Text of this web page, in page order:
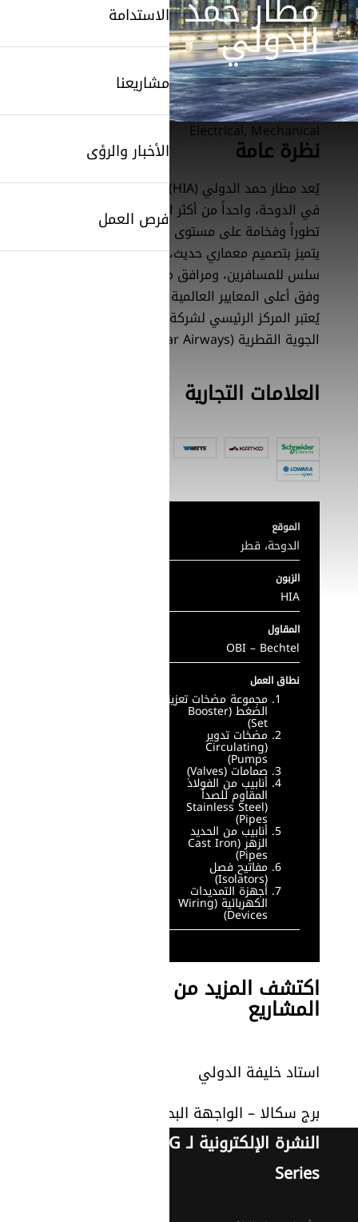
الاستدامة
مشاريعنا
الأخبار والرؤى
فرص العمل
الدولي
Electrical, Mechanical
نظرة عامة
يُعد مطار حمد الدولي (HIA)، الواقع
في الدوحة، واحداً من أكثر المطارات
تطوراً وفخامة على مستوى العالم.
يتميز بتصميم معماري حديث، وتدفق
سلس للمسافرين، ومرافق متطورة
وفق أعلى المعايير العالمية، كما
يُعتبر المركز الرئيسي لشركة الخطوط
الجوية القطرية (Qatar Airways).
العلامات التجارية
الموقع
الدوحة، قطر
الزبون
HIA
المقاول
OBI – Bechtel
نطاق العمل
مجموعة مضخات تعزيز
الضغط (Booster
Set)
مضخات تدوير
(Circulating
Pumps)
صمامات (Valves)
أنابيب من الفولاذ
المقاوم للصدأ
(Stainless Steel
Pipes)
أنابيب من الحديد
الزهر (Cast Iron
Pipes)
مفاتيح فصل
(Isolators)
أجهزة التمديدات
الكهربائية (Wiring
Devices)
اكتشف المزيد من
المشاريع
استاد خليفة الدولي
برج سكالا – الواجهة البحرية 34
النشرة الإلكترونية لـ G
Series